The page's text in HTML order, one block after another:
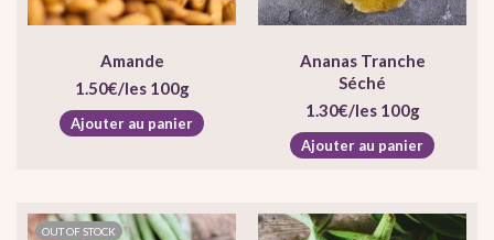
Amande
1.50€/les 100g
Ajouter au panier
Ananas Tranche
Séché
1.30€/les 100g
Ajouter au panier
OUT OF STOCK